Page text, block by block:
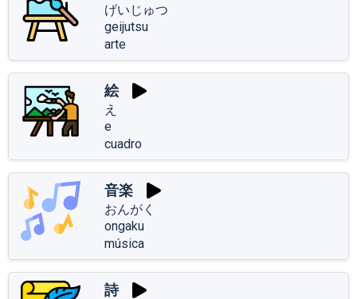
げいじゅつ
geijutsu
arte
絵
え
e
cuadro
音楽
おんがく
ongaku
música
詩